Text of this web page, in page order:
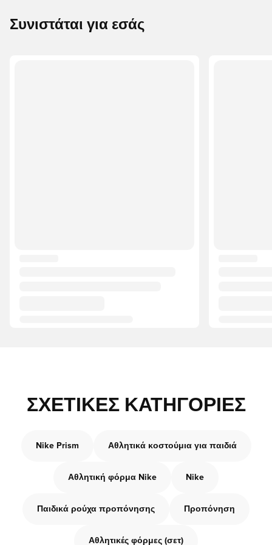
Συνιστάται για εσάς
ΣΧΕΤΙΚΈΣ ΚΑΤΗΓΟΡΊΕΣ
Nike Prism Αθλητικά κοστούμια για παιδιά
Αθλητική φόρμα Nike Nike
Παιδικά ρούχα προπόνησης Προπόνηση
Αθλητικές φόρμες (σετ)